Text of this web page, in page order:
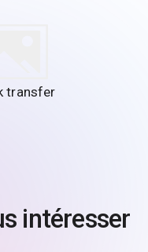
transfer
intéresser